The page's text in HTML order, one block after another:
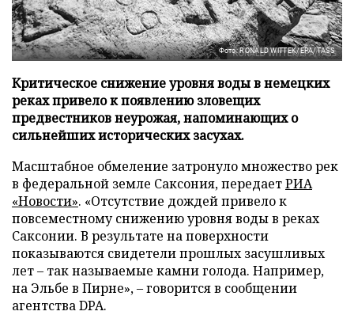
Фото: RONALD WITTEK/EPA/TASS
Критическое снижение уровня воды в немецких
реках привело к появлению зловещих
предвестников неурожая, напоминающих о
сильнейших исторических засухах.
Масштабное обмеление затронуло множество рек
в федеральной земле Саксония, передаетРИА
«Новости». «Отсутствие дождей привело к
повсеместному снижению уровня воды в реках
Саксонии. В результате на поверхности
показываются свидетели прошлых засушливых
лет – так называемые камни голода. Например,
на Эльбе в Пирне», – говорится в сообщении
агентства DPA.